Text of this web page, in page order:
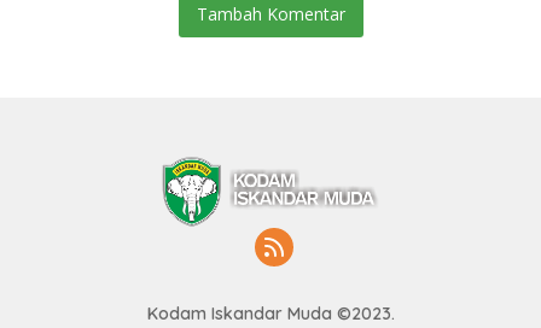
Tambah Komentar
Kodam Iskandar Muda ©2023.